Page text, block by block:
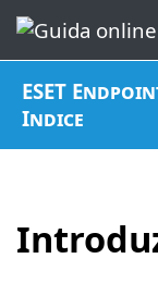
ESET
Indice